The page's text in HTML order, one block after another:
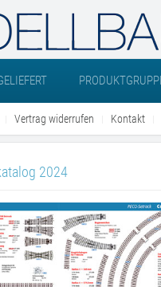
Vertrag widerrufen Kontakt
2024